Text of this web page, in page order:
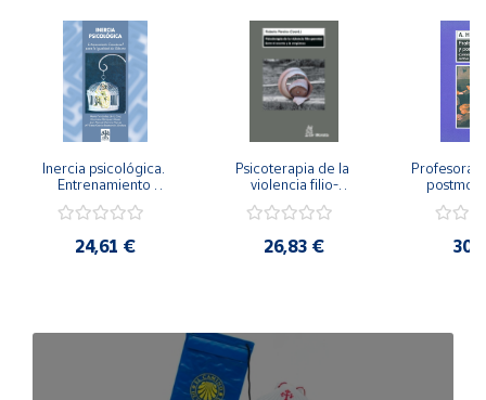
Inercia psicológica.
Entrenamiento
Igualdad de Género.
24,61 €
Psicoterapia de la
violencia filio-
secreto y la
26,83 €